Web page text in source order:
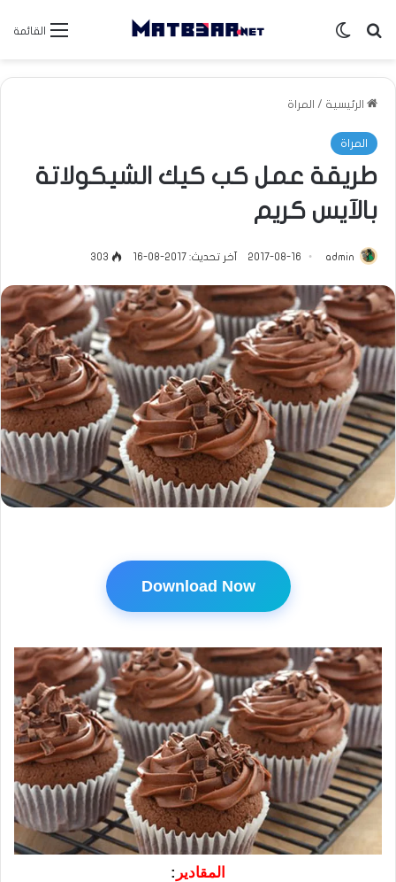
القائمة بحث عنالوضع المظلم
الرئيسية / المراة
المراة
طريقة عمل كب كيك الشيكولاتة
بالآيس كريم
admin
2017-08-16 آخر تحديث: 2017-08-16 303
Download Now
المقادير :